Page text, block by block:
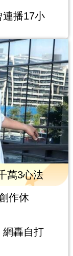
播17小
萬3心法
作休
轟自打